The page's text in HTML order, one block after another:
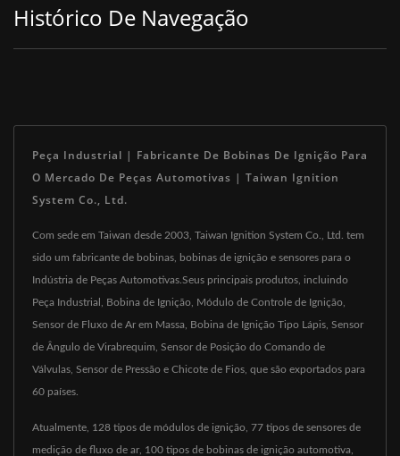
Histórico De Navegação
Peça Industrial | Fabricante De Bobinas De Ignição Para
O Mercado De Peças Automotivas | Taiwan Ignition
System Co., Ltd.
Com sede em Taiwan desde 2003, Taiwan Ignition System Co., Ltd. tem
sido um fabricante de bobinas, bobinas de ignição e sensores para o
Indústria de Peças Automotivas.Seus principais produtos, incluindo
Peça Industrial, Bobina de Ignição, Módulo de Controle de Ignição,
Sensor de Fluxo de Ar em Massa, Bobina de Ignição Tipo Lápis, Sensor
de Ângulo de Virabrequim, Sensor de Posição do Comando de
Válvulas, Sensor de Pressão e Chicote de Fios, que são exportados para
60 países.
Atualmente, 128 tipos de módulos de ignição, 77 tipos de sensores de
medição de fluxo de ar, 100 tipos de bobinas de ignição automotiva,